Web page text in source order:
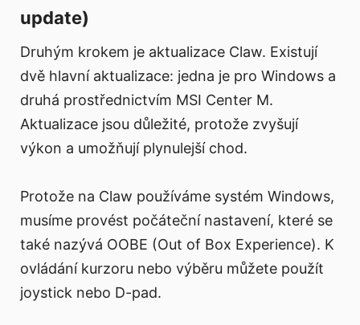
update)
Druhým krokem je aktualizace Claw. Existují
dvě hlavní aktualizace: jedna je pro Windows a
druhá prostřednictvím MSI Center M.
Aktualizace jsou důležité, protože zvyšují
výkon a umožňují plynulejší chod.
Protože na Claw používáme systém Windows,
musíme provést počáteční nastavení, které se
také nazývá OOBE (Out of Box Experience). K
ovládání kurzoru nebo výběru můžete použít
joystick nebo D-pad.